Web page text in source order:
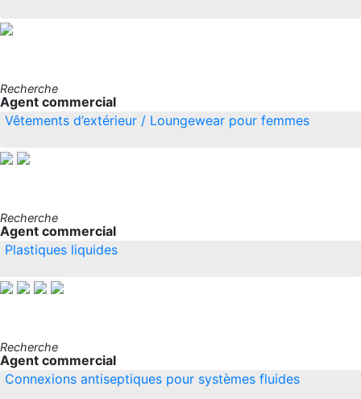
Recherche
Agent commercial
Vêtements d’extérieur / Loungewear pour femmes
Recherche
Agent commercial
Plastiques liquides
Recherche
Agent commercial
Connexions antiseptiques pour systèmes fluides